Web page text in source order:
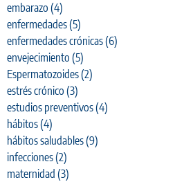
embarazo (4)
enfermedades(5)
enfermedades crónicas(6)
envejecimiento (5)
Espermatozoides(2)
estrés crónico (3)
estudios preventivos(4)
hábitos(4)
hábitos saludables(9)
infecciones(2)
maternidad (3)